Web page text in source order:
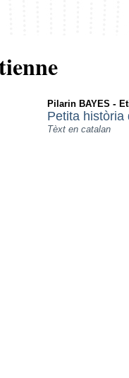
Pilarin BAYES -
Petita història
Tèxt en catalan